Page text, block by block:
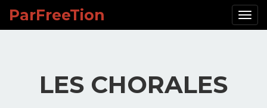
ParFreeTion
LES CHORALES